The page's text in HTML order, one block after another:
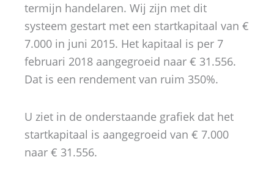
termijn handelaren. Wij zijn met dit
systeem gestart met een startkapitaal van €
7.000 in juni 2015. Het kapitaal is per 7
februari 2018 aangegroeid naar € 31.556.
Dat is een rendement van ruim 350%.
U ziet in de onderstaande grafiek dat het
startkapitaal is aangegroeid van € 7.000
naar € 31.556.